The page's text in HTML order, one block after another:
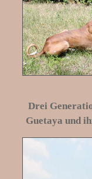
Drei
Guetaya und